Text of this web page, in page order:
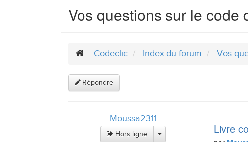
Vos questions sur le code
- Codeclic Index du forum Vos
Répondre
Moussa2311
Hors ligne Livre